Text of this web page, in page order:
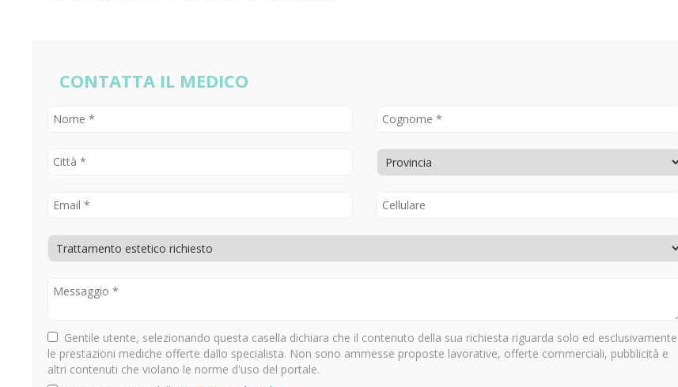
CONTATTA IL MEDICO
Gentile utente, selezionando questa casella dichiara che il contenuto della sua richiesta riguarda solo ed esclusivamente
le prestazioni mediche offerte dallo specialista. Non sono ammesse proposte lavorative, offerte commerciali, pubblicità e
altri contenuti che violano le norme d'uso del portale.